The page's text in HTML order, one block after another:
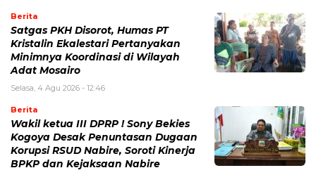
Berita
Satgas PKH Disorot, Humas PT
Kristalin Ekalestari Pertanyakan
Minimnya Koordinasi di Wilayah
Adat Mosairo
Selasa, 4 Agu 2026 - 12:46
Berita
Wakil ketua III DPRP ! Sony Bekies
Kogoya Desak Penuntasan Dugaan
Korupsi RSUD Nabire, Soroti Kinerja
BPKP dan Kejaksaan Nabire